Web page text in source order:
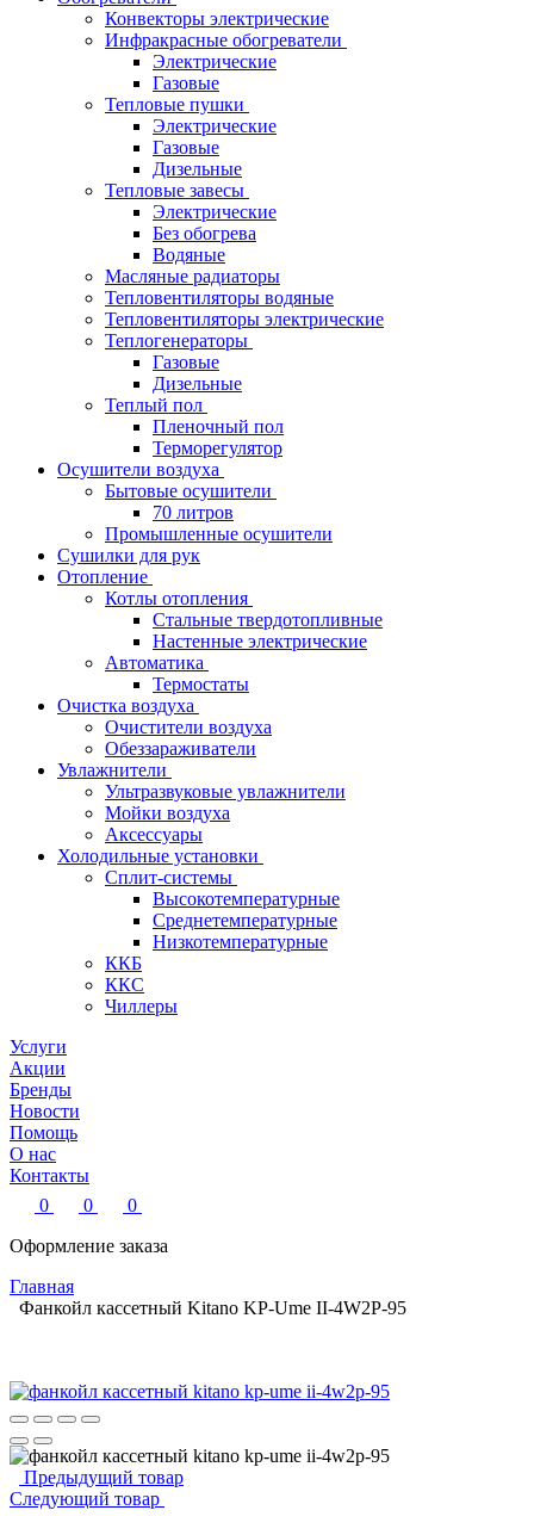
Конвекторы электрические
Инфракрасные обогреватели
Электрические
Газовые
Тепловые пушки
Электрические
Газовые
Дизельные
Тепловые завесы
Электрические
Без обогрева
Водяные
Масляные радиаторы
Тепловентиляторы водяные
Тепловентиляторы электрические
Теплогенераторы
Газовые
Дизельные
Теплый пол
Пленочный пол
Терморегулятор
Осушители воздуха
Бытовые осушители
70 литров
Промышленные осушители
Сушилки для рук
Отопление
Котлы отопления
Стальные твердотопливные
Настенные электрические
Автоматика
Термостаты
Очистка воздуха
Очистители воздуха
Обеззараживатели
Увлажнители
Ультразвуковые увлажнители
Мойки воздуха
Аксессуары
Холодильные установки
Сплит-системы
Высокотемпературные
Среднетемпературные
Низкотемпературные
ККБ
ККС
Чиллеры
Услуги
Акции
Бренды
Новости
Помощь
О нас
Контакты
0
0
0
Оформление заказа
Главная
Фанкойл кассетный Kitano KP-Ume II-4W2P-95
Предыдущий товар
Следующий товар